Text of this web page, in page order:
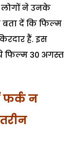
ने उनके
बता दें कि फिल्म
हैं. इस
फिल्म 30 अगस्त
फर्क न